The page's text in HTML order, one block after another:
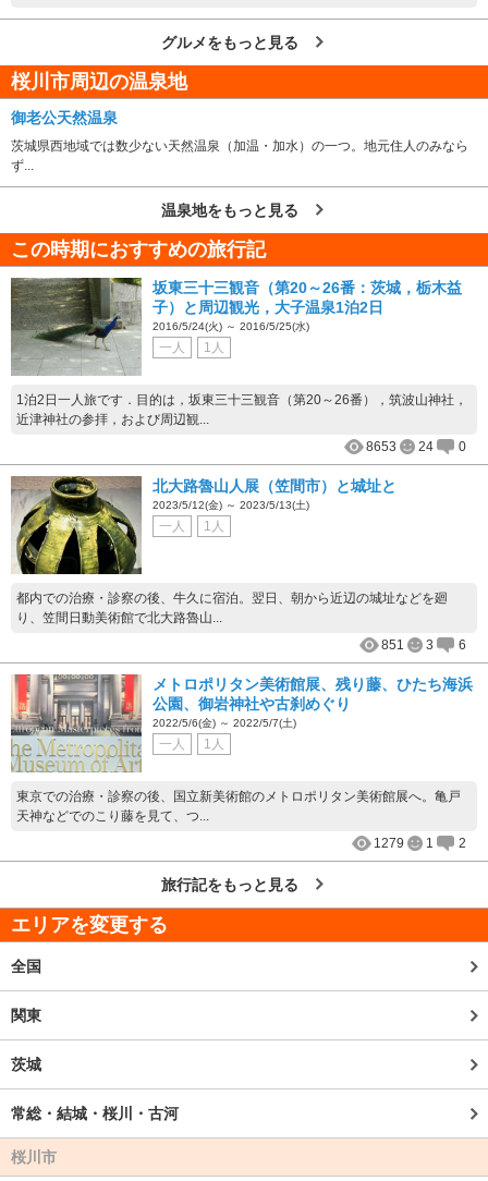
グルメをもっと見る
桜川市周辺の温泉地
御老公天然温泉
茨城県西地域では数少ない天然温泉（加温・加水）の一つ。地元住人のみなら
ず...
温泉地をもっと見る
この時期におすすめの旅行記
坂東三十三観音（第20～26番：茨城，栃木益
子）と周辺観光，大子温泉1泊2日
2016/5/24(火) ～ 2016/5/25(水)
一人 1人
1泊2日一人旅です．目的は，坂東三十三観音（第20～26番），筑波山神社，
近津神社の参拝，および周辺観...
8653
24 0
北大路魯山人展（笠間市）と城址と
2023/5/12(金) ～ 2023/5/13(土)
一人 1人
都内での治療・診察の後、牛久に宿泊。翌日、朝から近辺の城址などを廻
り、笠間日動美術館で北大路魯山...
851
3 6
メトロポリタン美術館展、残り藤、ひたち海浜
公園、御岩神社や古刹めぐり
2022/5/6(金) ～ 2022/5/7(土)
一人 1人
東京での治療・診察の後、国立新美術館のメトロポリタン美術館展へ。亀戸
天神などでのこり藤を見て、つ...
1279
1 2
旅行記をもっと見る
エリアを変更する
全国
関東
茨城
常総・結城・桜川・古河
桜川市